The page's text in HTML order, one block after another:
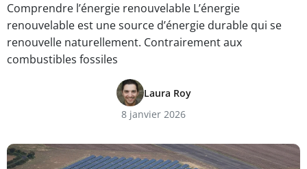
Comprendre l’énergie renouvelable L’énergie
renouvelable est une source d’énergie durable qui se
renouvelle naturellement. Contrairement aux
combustibles fossiles
Laura Roy
8 janvier 2026